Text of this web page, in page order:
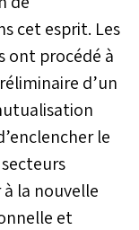
cet esprit. Les
ont procédé à
d’un
le
la nouvelle
et